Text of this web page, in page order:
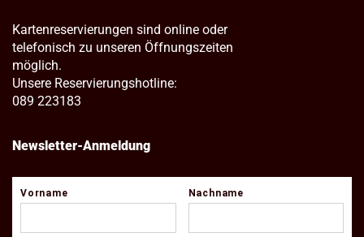
Kartenreservierungen sind online oder
telefonisch zu unseren Öffnungszeiten
möglich.
Unsere Reservierungshotline:
089 223183
Newsletter-Anmeldung